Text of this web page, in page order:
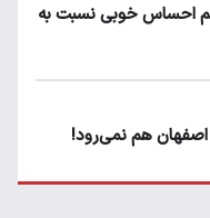
هم احساس خوبی نسبت به
اصفهان هم نمی‌رود!